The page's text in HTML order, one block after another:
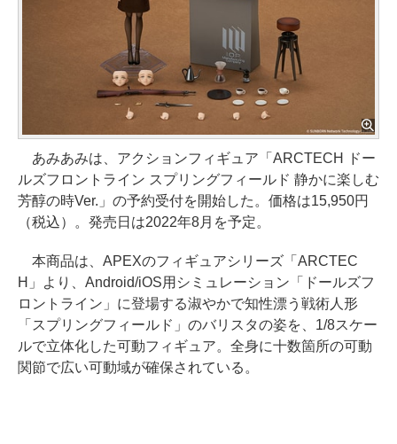
あみあみは、アクションフィギュア「ARCTECH ドー
ルズフロントライン スプリングフィールド 静かに楽しむ
芳醇の時Ver.」の予約受付を開始した。価格は15,950円
（税込）。発売日は2022年8月を予定。
本商品は、APEXのフィギュアシリーズ「ARCTEC
H」より、Android/iOS用シミュレーション「ドールズフ
ロントライン」に登場する淑やかで知性漂う戦術人形
「スプリングフィールド」のバリスタの姿を、1/8スケー
ルで立体化した可動フィギュア。全身に十数箇所の可動
関節で広い可動域が確保されている。